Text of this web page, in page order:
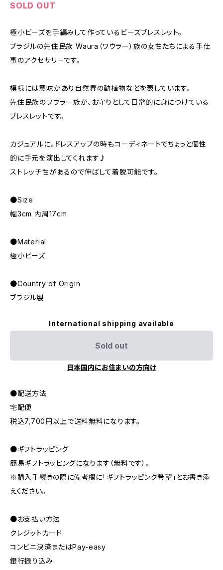
SOLD OUT
極小ビーズを手編みして作っているビーズブレスレット。
ブラジルの先住民族 Waura（ワウラー）族の女性たちによる手仕
事のアクセサリーです。
模様には意味があり自然界の動植物などを表しています。
先住民族のワウラー族が、お守りとして日常的に身につけている
ブレスレットです。
カジュアルに。ドレスアップの時もコーディネートでちょっと個性
的に手元を演出してくれます♪
ストレッチ性があるので伸ばして着脱可能です。
●Size
幅3cm 内周17cm
●Material
極小ビーズ
●Country of Origin
ブラジル製
International shipping available
Sold out
日本国内にお住まいの方向け
●配送方法
宅配便
税込7,700円以上で送料無料になります。
●ギフトラッピング
簡易ギフトラッピングになります（無料です）。
※購入手続きの際に備考欄に「ギフトラッピング希望」とお書き添
えください。
●お支払い方法
クレジットカード
コンビニ決済またはPay-easy
銀行振り込み